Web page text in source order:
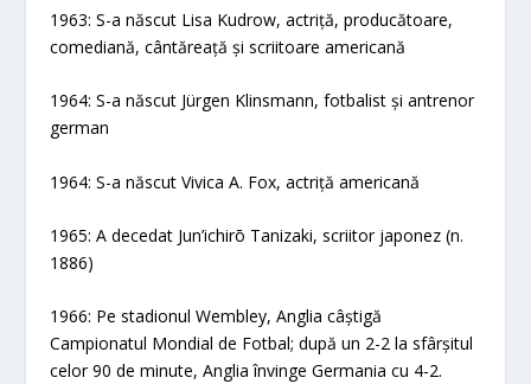
1963: S-a născut Lisa Kudrow, actriță, producătoare,
comediană, cântăreață și scriitoare americană
1964: S-a născut Jürgen Klinsmann, fotbalist și antrenor
german
1964: S-a născut Vivica A. Fox, actriță americană
1965: A decedat Jun’ichirō Tanizaki, scriitor japonez (n.
1886)
1966: Pe stadionul Wembley, Anglia câștigă
Campionatul Mondial de Fotbal; după un 2-2 la sfârșitul
celor 90 de minute, Anglia învinge Germania cu 4-2.